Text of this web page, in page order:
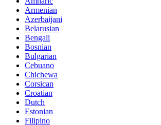
Armenian
Azerbaijani
Belarusian
Bengali
Bosnian
Bulgarian
Cebuano
Chichewa
Corsican
Croatian
Dutch
Estonian
Filipino